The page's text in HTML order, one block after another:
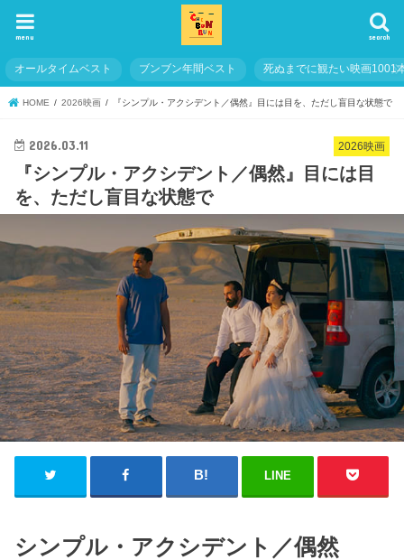
search
menu
オールタイムベスト ブンブン年間ベスト 死ぬまでに観たい映画1001
HOME 2026映画 『シンプル・アクシデント／偶然』目には目を、ただし盲目な状態で
2026映画
2026.03.11
『シンプル・アクシデント／偶然』目には目
を、ただし盲目な状態で
LINE
シンプル・アクシデント／偶然